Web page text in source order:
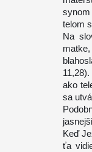
telom
Na
ako
sa
Keď
ťa